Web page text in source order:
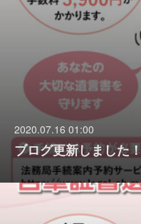
2020.07.16 01:00
ブログ更新しました！